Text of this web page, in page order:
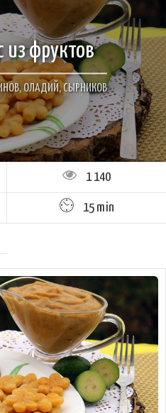
из фруктов
ОЛАДИЙ, СЫРНИКОВ
1 140
15 min